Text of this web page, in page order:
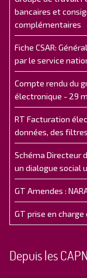
bancaires et
complémentaires
Fiche CSAR:
par le service
Compte rendu du
électronique - 29
RT Facturation
données, des
Schéma Directeur
un dialogue social
GT Amendes :
GT prise en charge
Depuis les CAPN